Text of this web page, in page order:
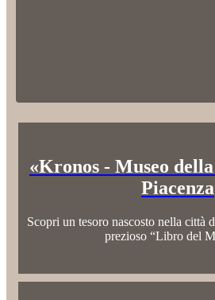
«Kronos - Museo
Piacenza
Scopri un tesoro nascosto nella città
prezioso “Libro del